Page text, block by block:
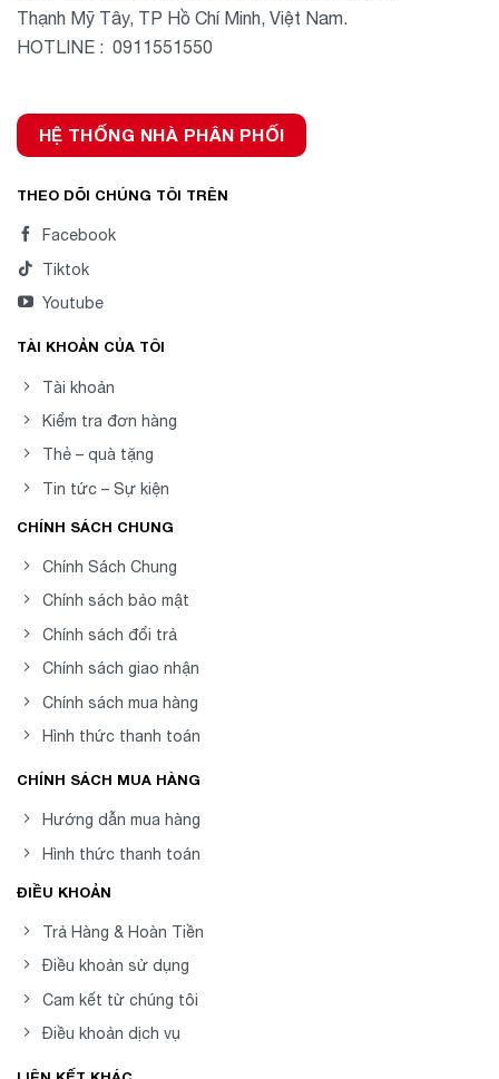
Thạnh Mỹ Tây, TP Hồ Chí Minh, Việt Nam.
HOTLINE : 0911551550
HỆ THỐNG NHÀ PHÂN PHỐI
THEO DÕI CHÚNG TÔI TRÊN
Facebook
Tiktok
Youtube
TÀI KHOẢN CỦA TÔI
Tài khoản
Kiểm tra đơn hàng
Thẻ – quà tặng
Tin tức – Sự kiện
CHÍNH SÁCH CHUNG
Chính Sách Chung
Chính sách bảo mật
Chính sách đổi trả
Chính sách giao nhận
Chính sách mua hàng
Hình thức thanh toán
CHÍNH SÁCH MUA HÀNG
Hướng dẫn mua hàng
Hình thức thanh toán
ĐIỀU KHOẢN
Trả Hàng & Hoàn Tiền
Điều khoản sử dụng
Cam kết từ chúng tôi
Điều khoản dịch vụ